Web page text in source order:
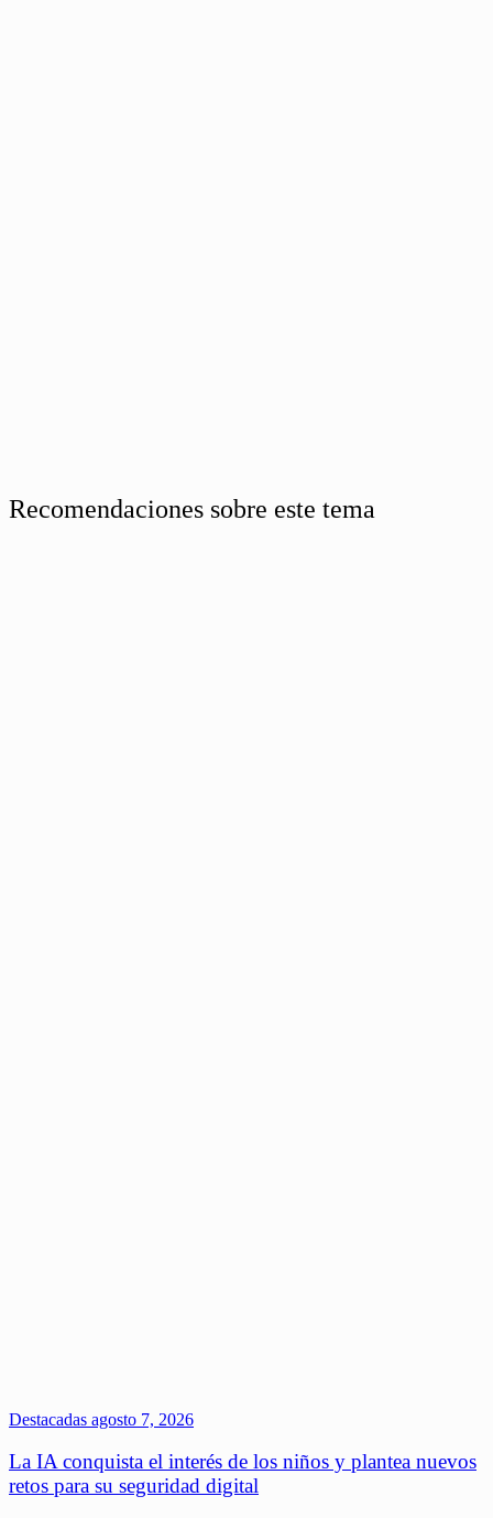
Recomendaciones sobre este tema
Destacadas agosto 7, 2026
La IA conquista el interés de los niños y plantea nuevos
retos para su seguridad digital